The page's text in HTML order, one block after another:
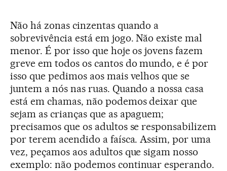
Não há zonas cinzentas quando a
sobrevivência está em jogo. Não existe mal
menor. É por isso que hoje os jovens fazem
greve em todos os cantos do mundo, e é por
isso que pedimos aos mais velhos que se
juntem a nós nas ruas. Quando a nossa casa
está em chamas, não podemos deixar que
sejam as crianças que as apaguem;
precisamos que os adultos se responsabilizem
por terem acendido a faísca. Assim, por uma
vez, peçamos aos adultos que sigam nosso
exemplo: não podemos continuar esperando.